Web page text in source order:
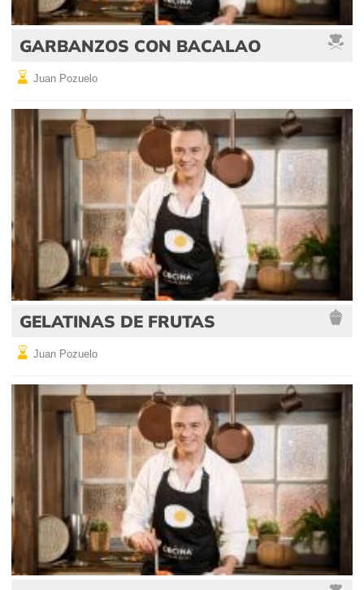
GARBANZOS CON BACALAO
Juan Pozuelo
GELATINAS DE FRUTAS
Juan Pozuelo